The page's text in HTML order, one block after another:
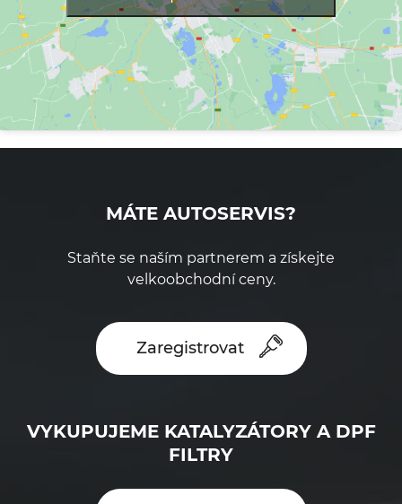
MÁTE AUTOSERVIS?
Staňte se naším partnerem a získejte
velkoobchodní ceny.
Zaregistrovat
VYKUPUJEME KATALYZÁTORY A DPF
FILTRY